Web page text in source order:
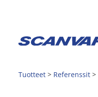
Tuotteet > Referenssit >